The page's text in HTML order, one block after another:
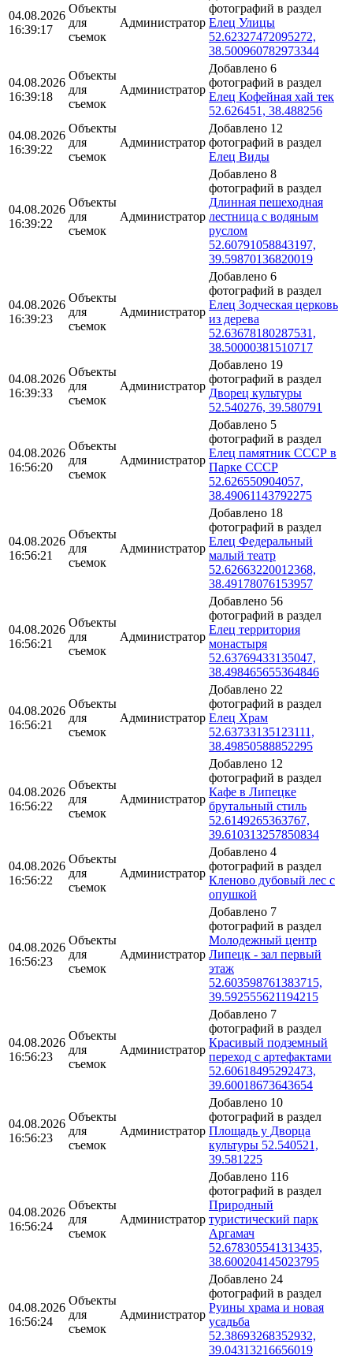
04.08.2026
16:39:17
Объекты
для
съемок
Администратор
фотографий в раздел
Елец Улицы
52.62327472095272,
38.500960782973344
04.08.2026
16:39:18
Объекты
для
съемок
Администратор
Добавлено 6
фотографий в раздел
Елец Кофейная хай тек
52.626451, 38.488256
04.08.2026
16:39:22
Объекты
для
съемок
Администратор
Добавлено 12
фотографий в раздел
Елец Виды
04.08.2026
16:39:22
Объекты
для
съемок
Администратор
Добавлено 8
фотографий в раздел
Длинная пешеходная
лестница с водяным
руслом
52.60791058843197,
39.59870136820019
04.08.2026
16:39:23
Объекты
для
съемок
Администратор
Добавлено 6
фотографий в раздел
Елец Зодческая церковь
из дерева
52.63678180287531,
38.50000381510717
04.08.2026
16:39:33
Объекты
для
съемок
Администратор
Добавлено 19
фотографий в раздел
Дворец культуры
52.540276, 39.580791
04.08.2026
16:56:20
Объекты
для
съемок
Администратор
Добавлено 5
фотографий в раздел
Елец памятник СССР в
Парке СССР
52.626550904057,
38.49061143792275
04.08.2026
16:56:21
Объекты
для
съемок
Администратор
Добавлено 18
фотографий в раздел
Елец Федеральный
малый театр
52.62663220012368,
38.49178076153957
04.08.2026
16:56:21
Объекты
для
съемок
Администратор
Добавлено 56
фотографий в раздел
Елец территория
монастыря
52.63769433135047,
38.498465655364846
04.08.2026
16:56:21
Объекты
для
съемок
Администратор
Добавлено 22
фотографий в раздел
Елец Храм
52.63733135123111,
38.49850588852295
04.08.2026
16:56:22
Объекты
для
съемок
Администратор
Добавлено 12
фотографий в раздел
Кафе в Липецке
брутальный стиль
52.6149265363767,
39.610313257850834
04.08.2026
16:56:22
Объекты
для
съемок
Администратор
Добавлено 4
фотографий в раздел
Кленово дубовый лес с
опушкой
04.08.2026
16:56:23
Объекты
для
съемок
Администратор
Добавлено 7
фотографий в раздел
Молодежный центр
Липецк - зал первый
этаж
52.603598761383715,
39.592555621194215
04.08.2026
16:56:23
Объекты
для
съемок
Администратор
Добавлено 7
фотографий в раздел
Красивый подземный
переход с артефактами
52.60618495292473,
39.60018673643654
04.08.2026
16:56:23
Объекты
для
съемок
Администратор
Добавлено 10
фотографий в раздел
Площадь у Дворца
культуры 52.540521,
39.581225
04.08.2026
16:56:24
Объекты
для
съемок
Администратор
Добавлено 116
фотографий в раздел
Природный
туристический парк
Аргамач
52.678305541313435,
38.600204145023795
04.08.2026
16:56:24
Объекты
для
съемок
Администратор
Добавлено 24
фотографий в раздел
Руины храма и новая
усадьба
52.38693268352932,
39.04313216656019